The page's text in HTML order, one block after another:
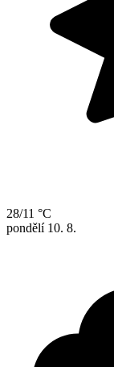
28/11 °C
pondělí 10. 8.